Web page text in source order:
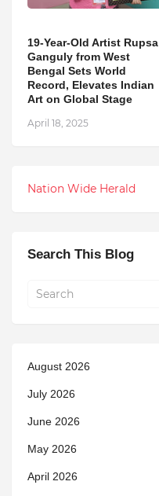
19-Year-Old Artist Rupsa
Ganguly from West
Bengal Sets World
Record, Elevates Indian
Art on Global Stage
April 18, 2025
Nation Wide Herald
Search This Blog
August 2026
July 2026
June 2026
May 2026
April 2026